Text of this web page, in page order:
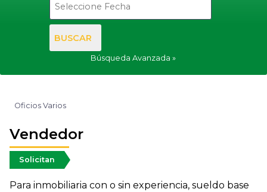
BUSCAR
Búsqueda Avanzada
Oficios Varios
Vendedor
Solicitan
Para inmobiliaria con o sin experiencia, sueldo base